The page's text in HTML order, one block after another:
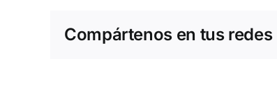
Compártenos en tus redes